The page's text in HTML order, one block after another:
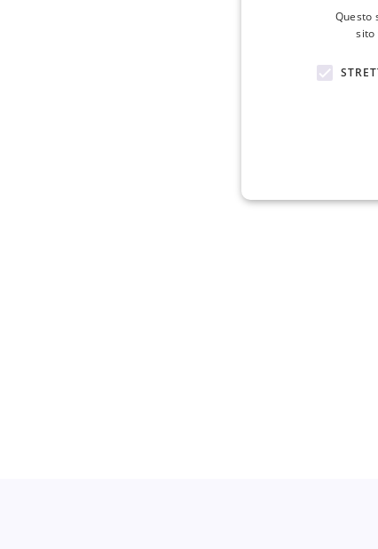
Questo
sito